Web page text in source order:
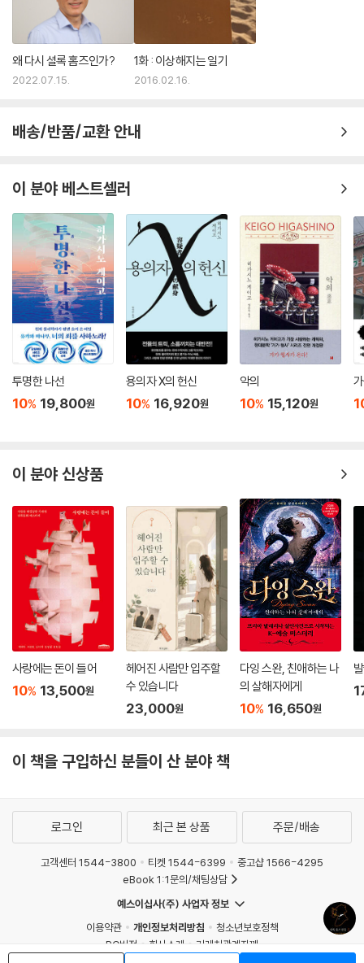
왜 다시 셜록 홈즈인가?
2022.07.15.
1화 : 이상해지는 일기
2016.02.16.
배송/반품/교환 안내
이 분야 베스트셀러
투명한 나선
10% 19,800원
용의자 X의 헌신
10% 16,920원
악의
10% 15,120원
이 분야 신상품
사랑에는 돈이 들어
10% 13,500원
헤어진 사람만 입주할
수 있습니다
23,000원
다잉 스완, 친애하는 나
의 살해자에게
10% 16,650원
이 책을 구입하신 분들이 산 분야 책
로그인 최근 본 상품 주문/배송
고객센터 1544-3800 티켓 1544-6399
중고샵 1566-4295
eBook 1:1문의/채팅상담
예스이십사(주) 사업자 정보
이용약관
개인정보처리방침
청소년보호정책
PC버전
회사소개
거래처관계자께